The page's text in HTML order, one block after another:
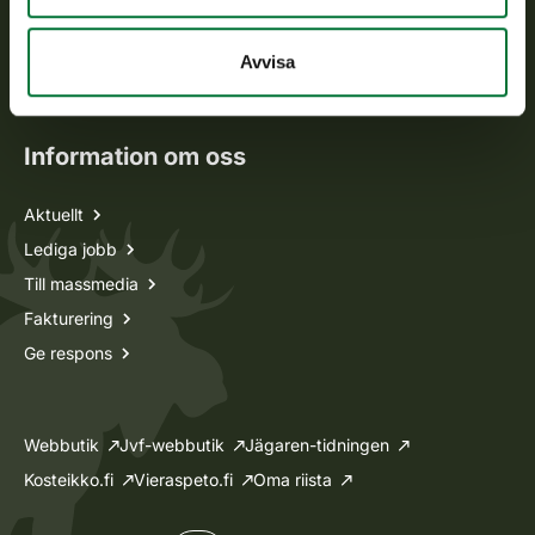
Avvisa
Jaktkort
Ansökan om licenser och dispenser
Information om oss
Aktuellt
Lediga jobb
Till massmedia
Fakturering
Ge respons
Webbutik Jvf-webbutik
Jägaren-tidningen
Kosteikko.fi
Vieraspeto.fi Oma riista